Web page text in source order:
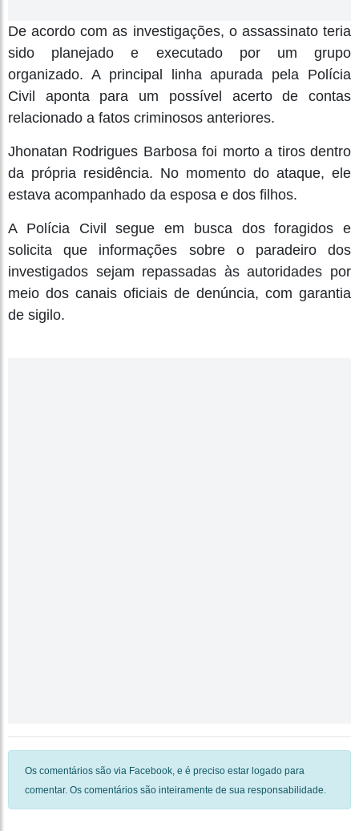
De acordo com as investigações, o assassinato teria
sido planejado e executado por um grupo
organizado. A principal linha apurada pela Polícia
Civil aponta para um possível acerto de contas
relacionado a fatos criminosos anteriores.
Jhonatan Rodrigues Barbosa foi morto a tiros dentro
da própria residência. No momento do ataque, ele
estava acompanhado da esposa e dos filhos.
A Polícia Civil segue em busca dos foragidos e
solicita que informações sobre o paradeiro dos
investigados sejam repassadas às autoridades por
meio dos canais oficiais de denúncia, com garantia
de sigilo.
Os comentários são via Facebook, e é preciso estar logado para
comentar. Os comentários são inteiramente de sua responsabilidade.